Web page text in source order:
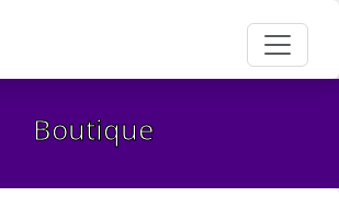
Boutique